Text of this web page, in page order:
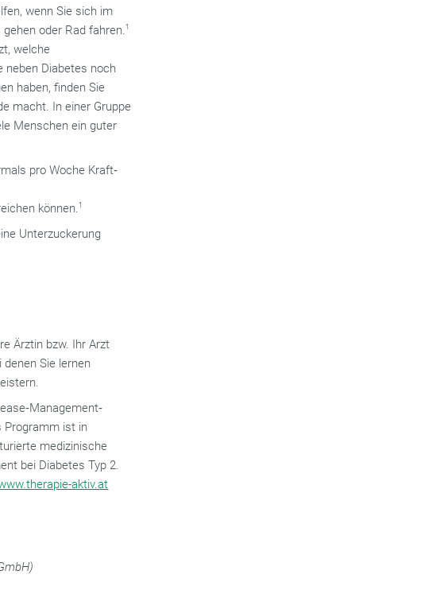
wenn Sie sich im
oder Rad fahren.1
welche
neben Diabetes noch
haben, finden Sie
macht. In einer Gruppe
Menschen ein guter
pro Woche Kraft‐
können.1
Unterzuckerung
Ärztin bzw. Ihr Arzt
Sie lernen
Programm ist in
medizinische
bei Diabetes Typ 2.
aktiv.at